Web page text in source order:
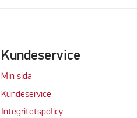
Kundeservice
Min sida
Kundeservice
Integritetspolicy